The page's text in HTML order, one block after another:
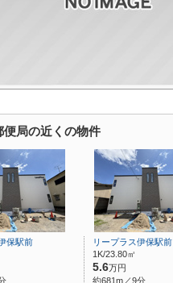
便局の近くの物件
保駅前
リープラス伊保駅前
1K/23.80㎡
5.6万円
約681m／9分